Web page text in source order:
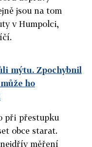
jsou na tom
v Humpolci,
mýtu. Zpochybnil
ho
při přestupku
obce starat.
měření